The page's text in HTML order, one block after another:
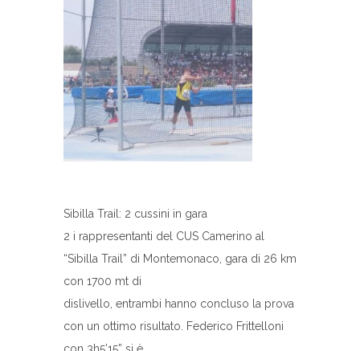
Sibilla Trail: 2 cussini in gara
2 i rappresentanti del CUS Camerino al
“Sibilla Trail” di Montemonaco, gara di 26 km
con 1700 mt di
dislivello, entrambi hanno concluso la prova
con un ottimo risultato. Federico Frittelloni
con 3h5’15” si è